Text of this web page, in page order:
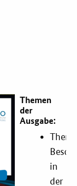
Themen
der
Ausgabe:
in
der